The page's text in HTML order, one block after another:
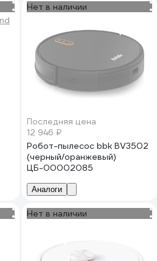
Нет в наличии
Последняя цена
12 946 ₽
Робот-пылесос bbk BV3502
(черный/оранжевый)
ЦБ-00002085
Аналоги
Нет в наличии